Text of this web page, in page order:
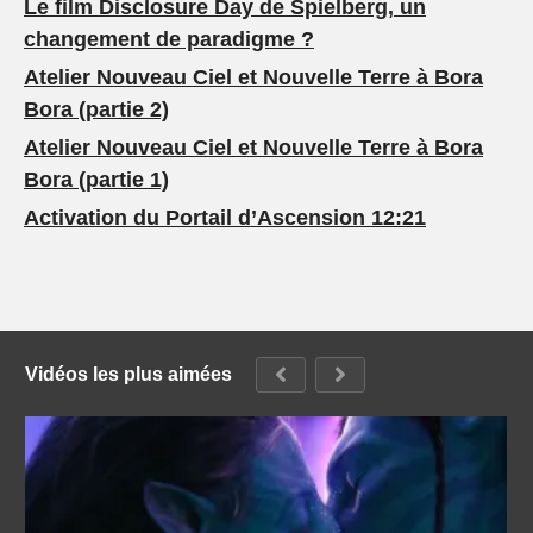
Le film Disclosure Day de Spielberg, un
changement de paradigme ?
Atelier Nouveau Ciel et Nouvelle Terre à Bora
Bora (partie 2)
Atelier Nouveau Ciel et Nouvelle Terre à Bora
Bora (partie 1)
Activation du Portail d’Ascension 12:21
Vidéos les plus aimées